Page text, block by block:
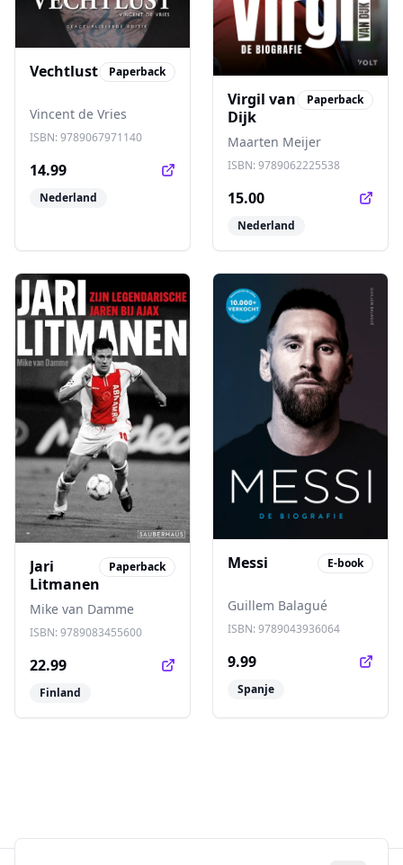
Vechtlust Paperback
Vincent de Vries
ISBN:9789067971140
14.99
Nederland
Virgil van
Dijk
Paperback
Maarten Meijer
ISBN:9789062225538
15.00
Nederland
Jari
Litmanen
Paperback
Mike van Damme
ISBN:9789083455600
22.99
Finland
Messi E-book
Guillem Balagué
ISBN:9789043936064
9.99
Spanje